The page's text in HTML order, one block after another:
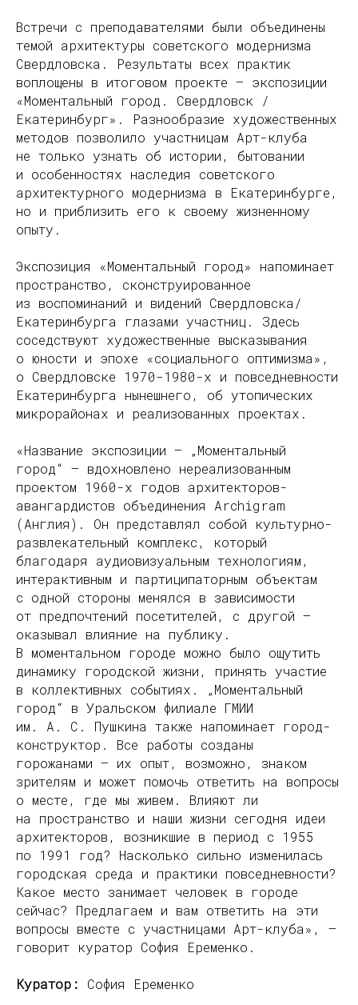
Встречи с преподавателями были объединены
темой архитектуры советского модернизма
Свердловска. Результаты всех практик
воплощены в итоговом проекте — экспозиции
«Моментальный город. Свердловск /
Екатеринбург». Разнообразие художественных
методов позволило участницам Арт-клуба
не только узнать об истории, бытовании
и особенностях наследия советского
архитектурного модернизма в Екатеринбурге,
но и приблизить его к своему жизненному
опыту.
Экспозиция «Моментальный город» напоминает
пространство, сконструированное
из воспоминаний и видений Свердловска/
Екатеринбурга глазами участниц. Здесь
соседствуют художественные высказывания
о юности и эпохе «социального оптимизма»,
о Свердловске 1970−1980-х и повседневности
Екатеринбурга нынешнего, об утопических
микрорайонах и реализованных проектах.
«Название экспозиции — „Моментальный
город“ — вдохновлено нереализованным
проектом 1960-х годов архитекторов-
авангардистов объединения Archigram
(Англия). Он представлял собой культурно-
развлекательный комплекс, который
благодаря аудиовизуальным технологиям,
интерактивным и партиципаторным объектам
с одной стороны менялся в зависимости
от предпочтений посетителей, с другой —
оказывал влияние на публику.
В моментальном городе можно было ощутить
динамику городской жизни, принять участие
в коллективных событиях. „Моментальный
город“ в Уральском филиале ГМИИ
им. А. С. Пушкина также напоминает город-
конструктор. Все работы созданы
горожанами — их опыт, возможно, знаком
зрителям и может помочь ответить на вопросы
о месте, где мы живем. Влияют ли
на пространство и наши жизни сегодня идеи
архитекторов, возникшие в период с 1955
по 1991 год? Насколько сильно изменилась
городская среда и практики повседневности?
Какое место занимает человек в городе
сейчас? Предлагаем и вам ответить на эти
вопросы вместе с участницами Арт-клуба», —
говорит куратор София Еременко.
Куратор: София Еременко